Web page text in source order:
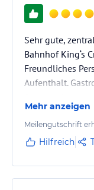
Sehr gute,
Bahnhof King‘s
Freundliches
Aufenthalt.
Mehr anzeigen
Meilengutschrift
Hilfreich